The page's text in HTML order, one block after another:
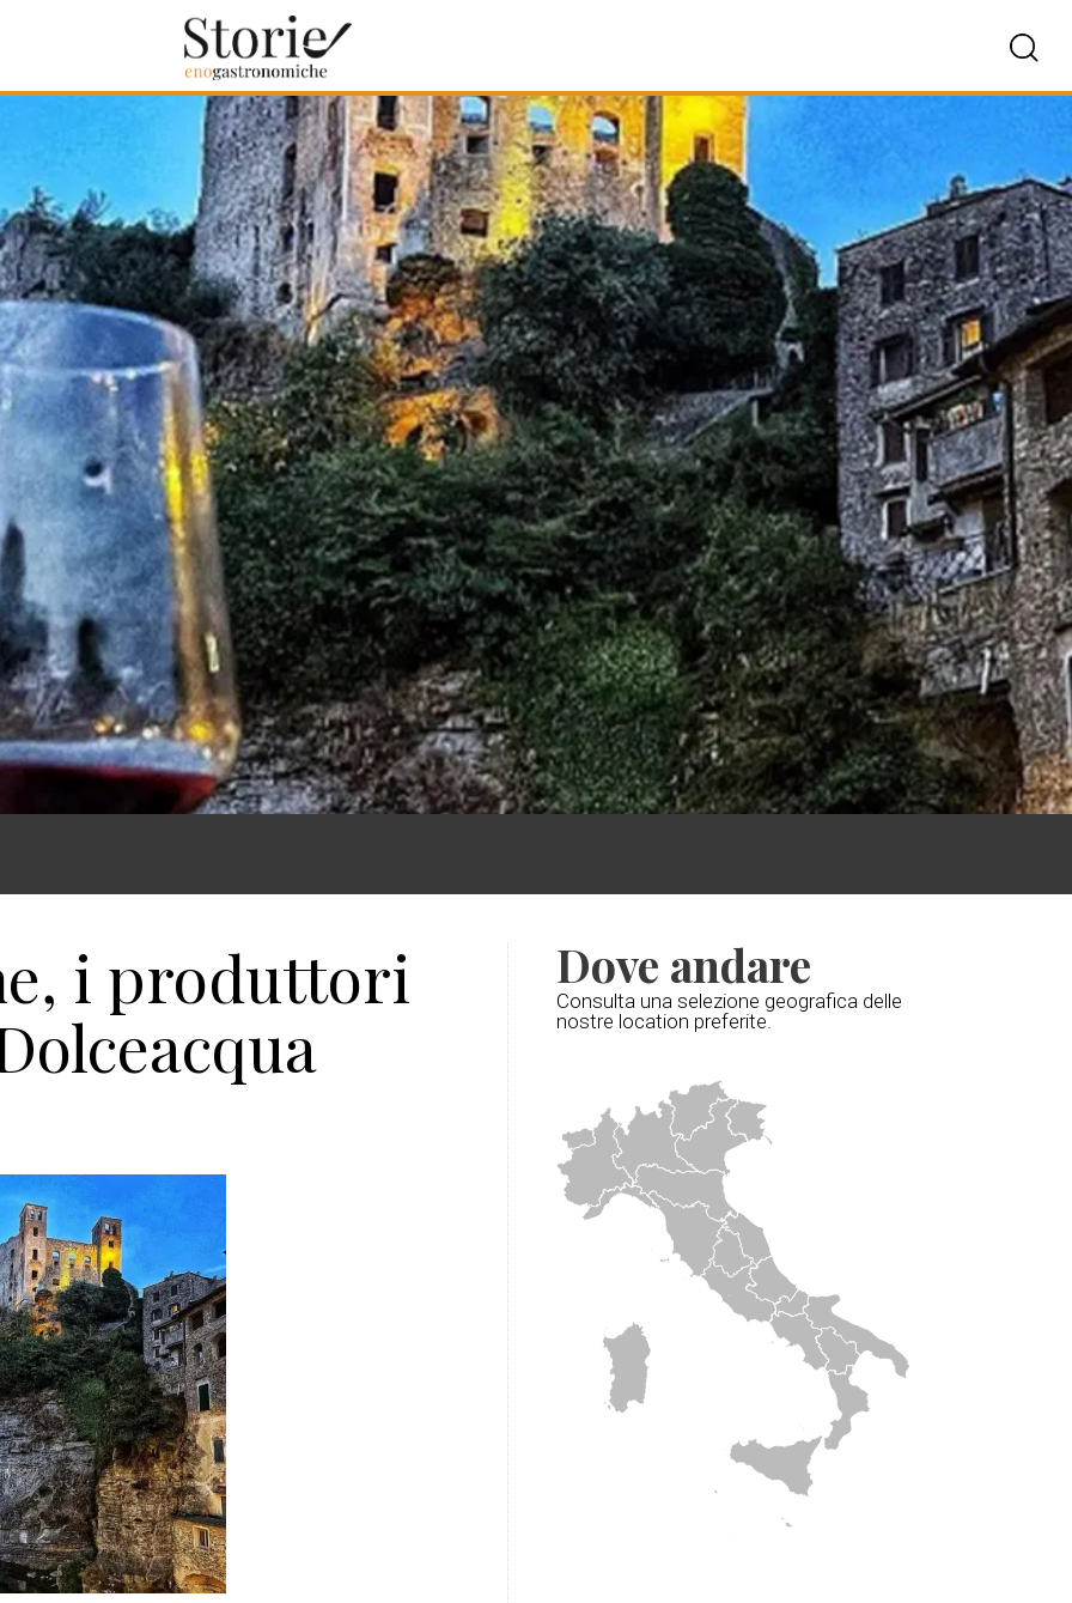
i produttori
Dove andare
Consulta una selezione geografica delle
nostre location preferite.